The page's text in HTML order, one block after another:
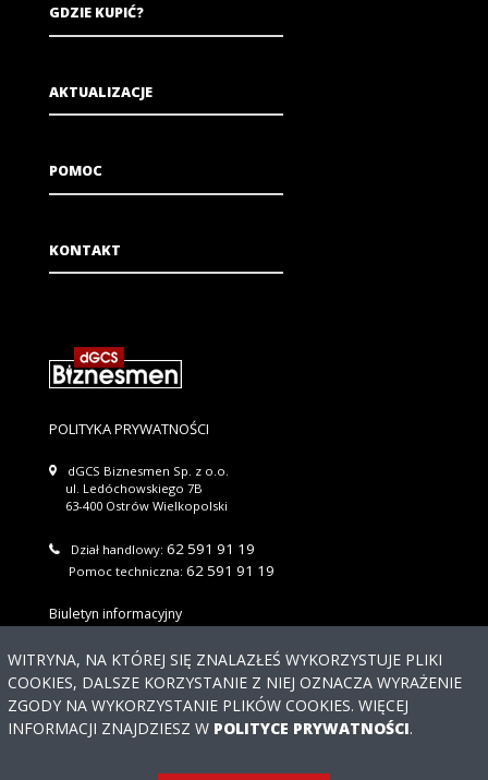
Potrzebujesz
pomocy?
GDZIE KUPIĆ?
AKTUALIZACJE
POMOC
KONTAKT
POLITYKA PRYWATNOŚCI
dGCS Biznesmen Sp. z o.o.
ul. Ledóchowskiego 7B
63-400 Ostrów Wielkopolski
Dział handlowy: 62 591 91 19
Pomoc techniczna:62 591 91 19
Biuletyn informacyjny
Wyślij
Akceptuję warunkiRegulaminu newslettera
WITRYNA, NA KTÓREJ SIĘ ZNALAZŁEŚ WYKORZYSTUJE PLIKI
COOKIES, DALSZE KORZYSTANIE Z NIEJ OZNACZA WYRAŻENIE
ZGODY NA WYKORZYSTANIE PLIKÓW COOKIES. WIĘCEJ
INFORMACJI ZNAJDZIESZ W POLITYCE PRYWATNOŚCI.